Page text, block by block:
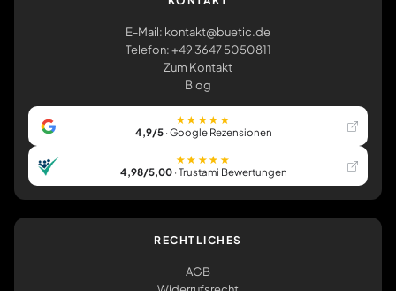
E-Mail: kontakt@buetic.de
Telefon: +49 3647 5050811
Zum Kontakt
Blog
★★★★★
4,9/5· Google Rezensionen
★★★★★
4,98/5,00· Trustami Bewertungen
RECHTLICHES
AGB